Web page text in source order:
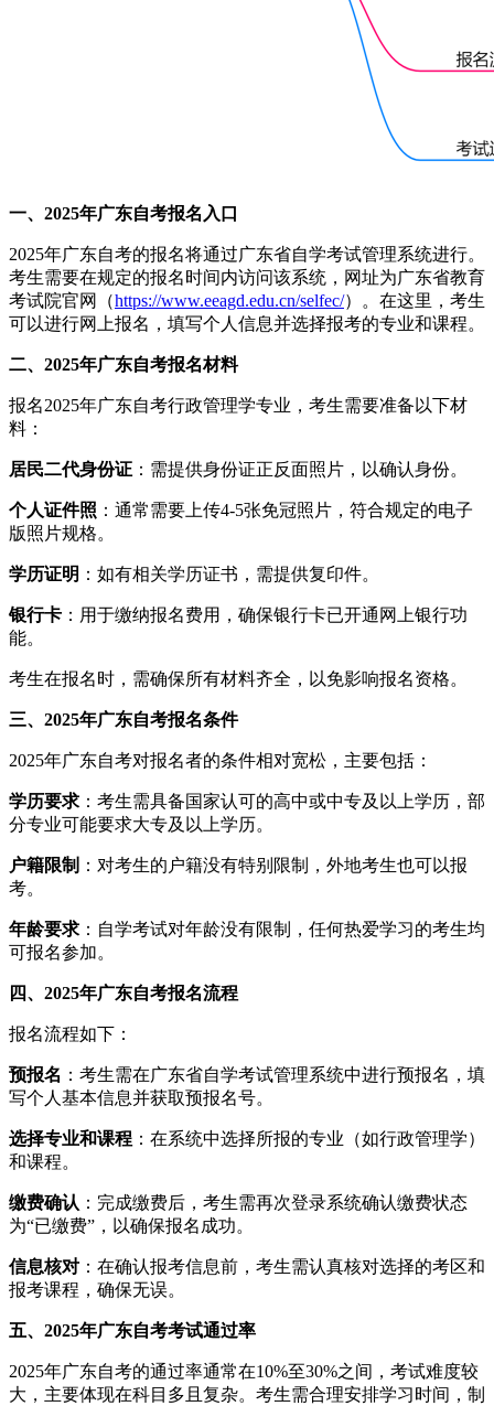
一、2025年广东自考报名入口
2025年广东自考的报名将通过广东省自学考试管理系统进行。
考生需要在规定的报名时间内访问该系统，网址为广东省教育
考试院官网（https://www.eeagd.edu.cn/selfec/）。在这里，考生
可以进行网上报名，填写个人信息并选择报考的专业和课程。
二、2025年广东自考报名材料
报名2025年广东自考行政管理学专业，考生需要准备以下材
料：
居民二代身份证 ：需提供身份证正反面照片，以确认身份。
个人证件照 ：通常需要上传4-5张免冠照片，符合规定的电子
版照片规格。
学历证明 ：如有相关学历证书，需提供复印件。
银行卡 ：用于缴纳报名费用，确保银行卡已开通网上银行功
能。
考生在报名时，需确保所有材料齐全，以免影响报名资格。
三、2025年广东自考报名条件
2025年广东自考对报名者的条件相对宽松，主要包括：
学历要求 ：考生需具备国家认可的高中或中专及以上学历，部
分专业可能要求大专及以上学历。
户籍限制 ：对考生的户籍没有特别限制，外地考生也可以报
考。
年龄要求 ：自学考试对年龄没有限制，任何热爱学习的考生均
可报名参加。
四、2025年广东自考报名流程
报名流程如下：
预报名 ：考生需在广东省自学考试管理系统中进行预报名，填
写个人基本信息并获取预报名号。
选择专业和课程 ：在系统中选择所报的专业（如行政管理学）
和课程。
缴费确认 ：完成缴费后，考生需再次登录系统确认缴费状态
为“已缴费”，以确保报名成功。
信息核对 ：在确认报考信息前，考生需认真核对选择的考区和
报考课程，确保无误。
五、2025年广东自考考试通过率
2025年广东自考的通过率通常在10%至30%之间，考试难度较
大，主要体现在科目多且复杂。考生需合理安排学习时间，制